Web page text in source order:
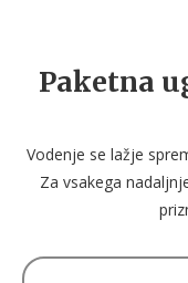
Paketna
Vodenje se lažje
Za vsakega